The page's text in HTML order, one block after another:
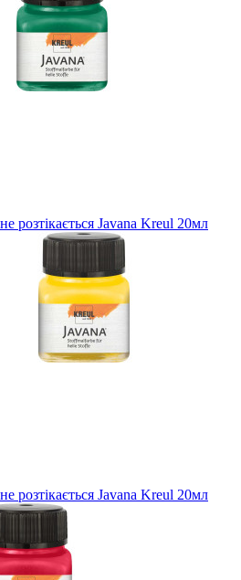
розтікається Javana Kreul 20мл
розтікається Javana Kreul 20мл